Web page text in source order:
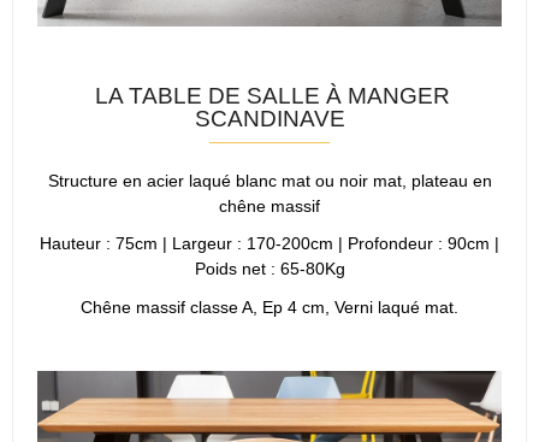
LA TABLE DE SALLE À MANGER
SCANDINAVE
Structure en acier laqué blanc mat ou noir mat, plateau en
chêne massif
Hauteur : 75cm | Largeur : 170-200cm | Profondeur : 90cm |
Poids net : 65-80Kg
Chêne massif classe A, Ep 4 cm, Verni laqué mat.